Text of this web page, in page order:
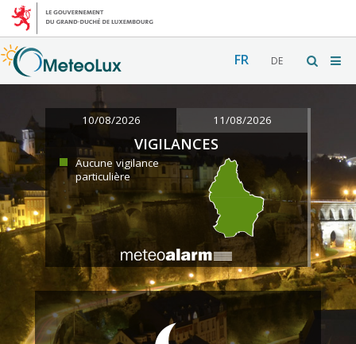
FR DE
10/08/2026 11/08/2026
VIGILANCES
Aucune vigilance
particulière